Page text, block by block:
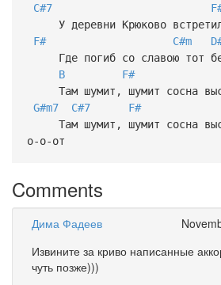
C#7
У деревни Крюково
F#
C#m
Где погиб со славою тот
B
F#
Там шумит, шумит сосна
G#m7
C#7 F#
Там шумит, шумит сосна
о-о-от
Comments
Дима Фадеев
Извините за криво написанные
чуть позже)))